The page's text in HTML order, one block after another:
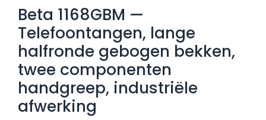
Beta 1168GBM —
Telefoontangen, lange
halfronde gebogen bekken,
twee componenten
handgreep, industriële
afwerking